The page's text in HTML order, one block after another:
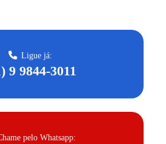
Ligue já:
9 9844-3011
pelo Whatsapp: